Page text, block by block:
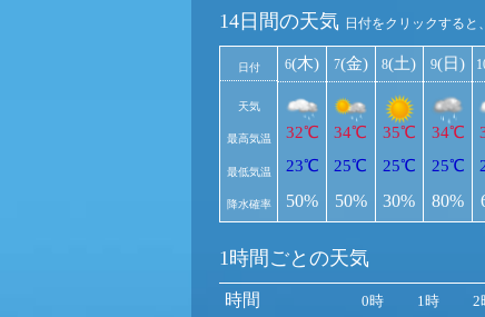
14日間の天気 日付をクリックすると
日付
天気
最高気温
最低気温
降水確率
6(木)
32℃
23℃
50%
7(金)
34℃
25℃
50%
8(土)
35℃
25℃
30%
9(日)
34℃
25℃
80%
1時間ごとの天気
時間 0時 1時 2